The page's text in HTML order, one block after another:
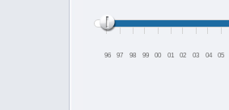
96 97 98 99 00 01 02 03 04 05